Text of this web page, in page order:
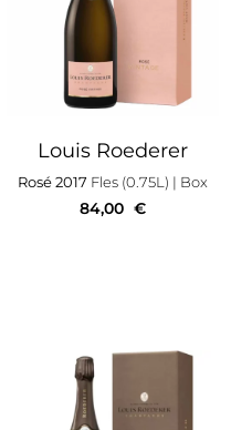
Louis Roederer
Rosé 2017 Fles (0.75L) | Box
84,00 €